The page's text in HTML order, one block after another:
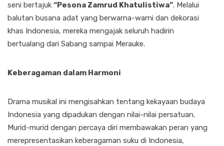
seni bertajuk “Pesona Zamrud Khatulistiwa”. Melalui
balutan busana adat yang berwarna-warni dan dekorasi
khas Indonesia, mereka mengajak seluruh hadirin
bertualang dari Sabang sampai Merauke.
Keberagaman dalam Harmoni
Drama musikal ini mengisahkan tentang kekayaan budaya
Indonesia yang dipadukan dengan nilai-nilai persatuan.
Murid-murid dengan percaya diri membawakan peran yang
merepresentasikan keberagaman suku di Indonesia,